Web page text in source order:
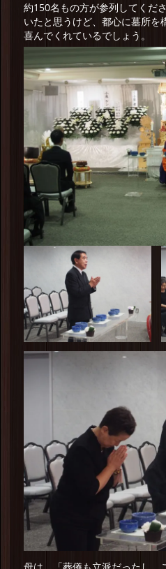
約150名もの方が参列してくだ
いたと思うけど、都心に墓所を
喜んでくれているでしょう。